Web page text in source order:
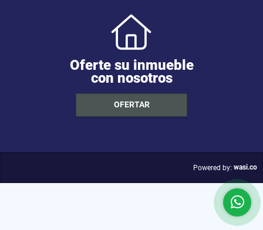
Oferte su inmueble
con nosotros
OFERTAR
Powered by: wasi.co